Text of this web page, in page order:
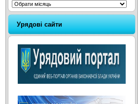
Архіви
Урядові сайти